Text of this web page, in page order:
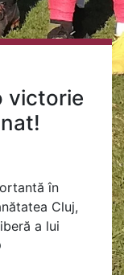
victorie
în
Cluj,
a lui